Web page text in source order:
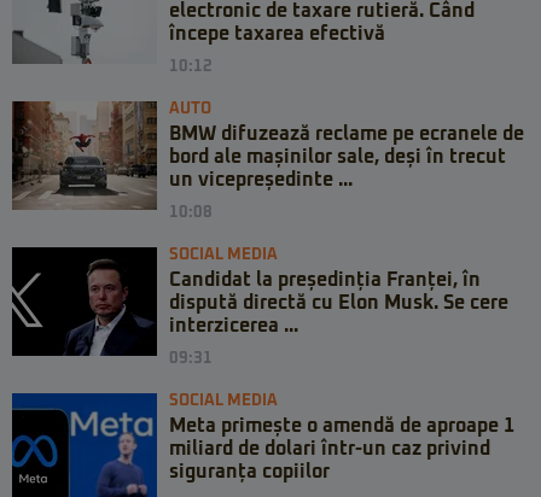
electronic de taxare rutieră. Când
începe taxarea efectivă
10:12
AUTO
BMW difuzează reclame pe ecranele de
bord ale mașinilor sale, deși în trecut
un vicepreședinte ...
10:08
SOCIAL MEDIA
Candidat la președinția Franței, în
dispută directă cu Elon Musk. Se cere
interzicerea ...
09:31
SOCIAL MEDIA
Meta primește o amendă de aproape 1
miliard de dolari într-un caz privind
siguranța copiilor